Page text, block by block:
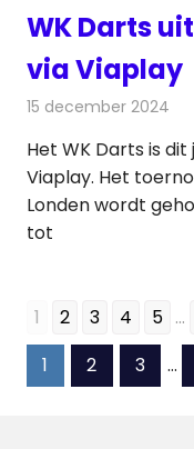
WK Darts
via Viaplay
15 december 2024
Het WK Darts is
Viaplay. Het
Londen wordt
tot
1 2 3 4 5 ...
Berichten
1 2 3 …